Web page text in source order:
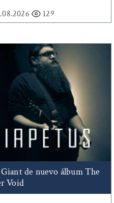
129
de nuevo álbum The
Void